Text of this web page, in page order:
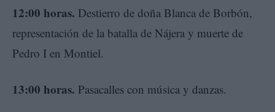
12:00 horas. Destierro de doña Blanca de Borbón,
representación de la batalla de Nájera y muerte de
Pedro I en Montiel.
13:00 horas. Pasacalles con música y danzas.